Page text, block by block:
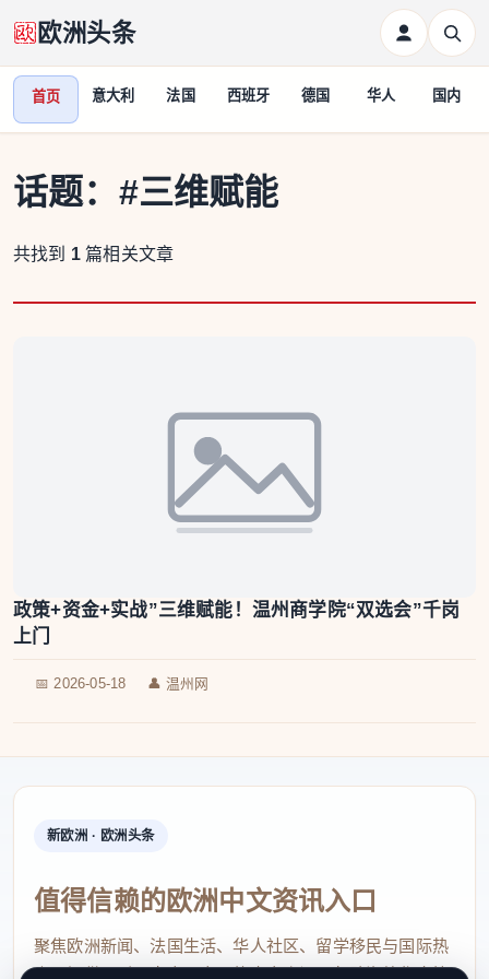
欧洲头条
首页 意大利 法国 西班牙 德国 华人 国内
话题： #三维赋能
共找到 1 篇相关文章
政策+资金+实战”三维赋能！温州商学院“双选会”千岗
上门
📅 2026-05-18 👤 温州网
新欧洲 · 欧洲头条
值得信赖的欧洲中文资讯入口
聚焦欧洲新闻、法国生活、华人社区、留学移民与国际热
点，提供及时、真实、实用的中文资讯，帮助海外华人快